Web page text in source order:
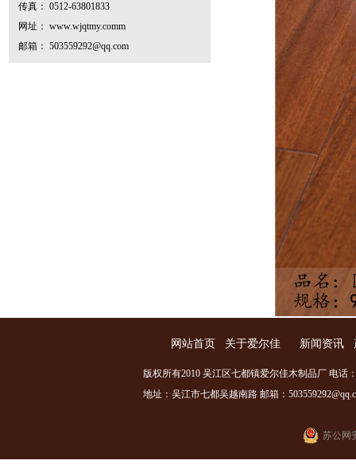
传真： 0512-63801833
网址： www.wjqtmy.comm
邮箱： 503559292@qq.com
网站首页 关于爱尔佳 新闻资讯
版权所有2010 吴江区七都镇爱尔佳木制品厂 电话
地址：吴江市七都吴越南路 邮箱：
苏公网